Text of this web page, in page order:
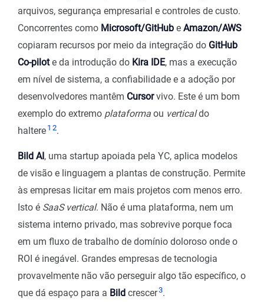
arquivos, segurança empresarial e controles de custo.
Concorrentes como Microsoft/GitHub e Amazon/AWS
copiaram recursos por meio da integração do GitHub
Co-pilote da introdução do Kira IDE, mas a execução
em nível de sistema, a confiabilidade e a adoção por
desenvolvedores mantêm Cursorvivo. Este é um bom
exemplo do extremo plataforma ou verticaldo
haltere 1 2.
Bild AI, uma startup apoiada pela YC, aplica modelos
de visão e linguagem a plantas de construção. Permite
às empresas licitar em mais projetos com menos erro.
Isto é SaaS vertical. Não é uma plataforma, nem um
sistema interno privado, mas sobrevive porque foca
em um fluxo de trabalho de domínio doloroso onde o
ROI é inegável. Grandes empresas de tecnologia
provavelmente não vão perseguir algo tão específico, o
que dá espaço para a Bild crescer3.